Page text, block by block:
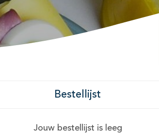
Bestellijst
Jouw bestellijst is leeg